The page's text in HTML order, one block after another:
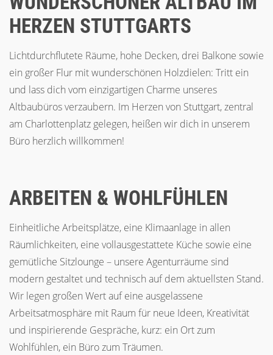
HERZEN STUTTGARTS
Lichtdurchflutete Räume, hohe Decken, drei Balkone sowie
ein großer Flur mit wunderschönen Holzdielen: Tritt ein
und lass dich vom einzigartigen Charme unseres
Altbaubüros verzaubern. Im Herzen von Stuttgart, zentral
am Charlottenplatz gelegen, heißen wir dich in unserem
Büro herzlich willkommen!
ARBEITEN & WOHLFÜHLEN
Einheitliche Arbeitsplätze, eine Klimaanlage in allen
Räumlichkeiten, eine vollausgestattete Küche sowie eine
gemütliche Sitzlounge – unsere Agenturräume sind
modern gestaltet und technisch auf dem aktuellsten Stand.
Wir legen großen Wert auf eine ausgelassene
Arbeitsatmosphäre mit Raum für neue Ideen, Kreativität
und inspirierende Gespräche, kurz: ein Ort zum
Wohlfühlen, ein Büro zum Träumen.